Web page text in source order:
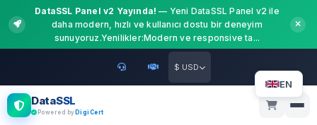
DataSSL Panel v2 Yayında! — Yeni DataSSL Panel v2 ile
daha modern, hızlı ve kullanıcı dostu bir deneyim
sunuyoruz.Yenilikler:Modern ve responsive ta...
$ USD
DataSSL
Powered by DigiCert
EN